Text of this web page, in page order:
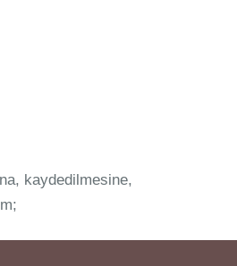
kaydedilmesine,